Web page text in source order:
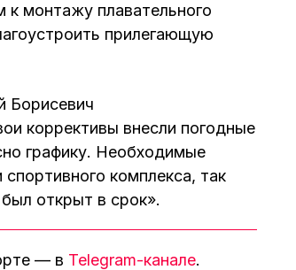
монтажу плавательного
прилегающую
Борисевич
коррективы внесли погодные
графику. Необходимые
комплекса, так
открыт в срок».
— в Telegram-канале.